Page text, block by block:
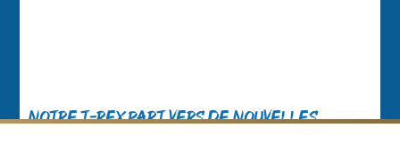
Notre T-Rex part vers de nouvelles